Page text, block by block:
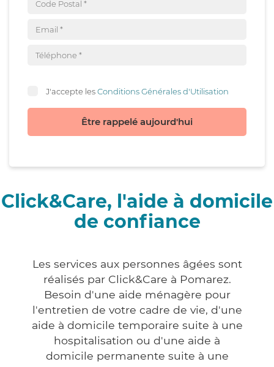
J'accepte lesConditions Générales d'Utilisation
Être rappelé aujourd'hui
Click&Care, l'aide à domicile
de confiance
Les services aux personnes âgées sont
réalisés par Click&Care à Pomarez.
Besoin d'une aide ménagère pour
l'entretien de votre cadre de vie, d'une
aide à domicile temporaire suite à une
hospitalisation ou d'une aide à
domicile permanente suite à une